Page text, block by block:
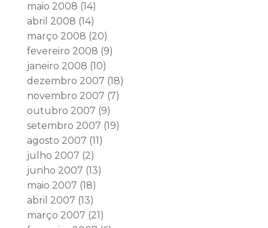
maio 2008 (14)
abril 2008 (14)
março 2008 (20)
fevereiro 2008 (9)
janeiro 2008 (10)
dezembro 2007 (18)
novembro 2007 (7)
outubro 2007 (9)
setembro 2007 (19)
agosto 2007 (11)
julho 2007 (2)
junho 2007 (13)
maio 2007 (18)
abril 2007 (13)
março 2007 (21)